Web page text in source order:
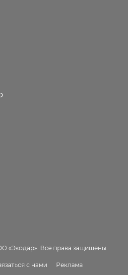
«Экодар». Все права защищены.
с нами Реклама